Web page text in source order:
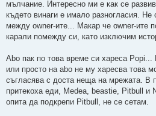
мълчание. Интересно ми е как се
където винаги е имало разногласия.
между owner-ите... Макар че owner-ите
карали помежду си, като изключим
Abo пак по това време си хареса
или просто на abo не му харесва това
съгласява с доста неща на мрежата. В
притекоха еди, Medea, beastie, Pitbull
опита да подкрепи Pitbull, не се сетам.